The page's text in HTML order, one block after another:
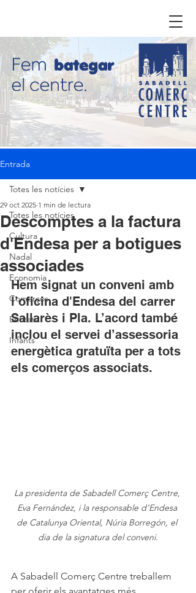
Entrada
Totes les notícies
Cultura
Nadal
Economia
Comerços
Entitats
Infants
Totes les notícies
Descomptes a la factura
d'Endesa per a botigues
associades
29 oct 2025 1 min de lectura
Hem signat un conveni amb
l’oficina d'Endesa del carrer
Sallarès i Pla. L’acord també
inclou el servei d’assessoria
energètica gratuïta per a tots
els comerços associats.
La presidenta de Sabadell Comerç Centre,
Eva Fernández, i la responsable d’Endesa
de Catalunya Oriental, Núria Borregón, el
dia de la signatura del conveni.
A Sabadell Comerç Centre treballem